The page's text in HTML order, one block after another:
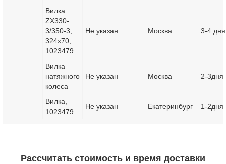
Вилка
ZX330-
3/350-3,
324x70,
1023479
Не указан Москва 3-4 дня
Вилка
натяжного
колеса
Не указан Москва 2-3дня
Вилка,
1023479
Не указан Екатеринбург 1-2дня
Рассчитать стоимость и время доставки